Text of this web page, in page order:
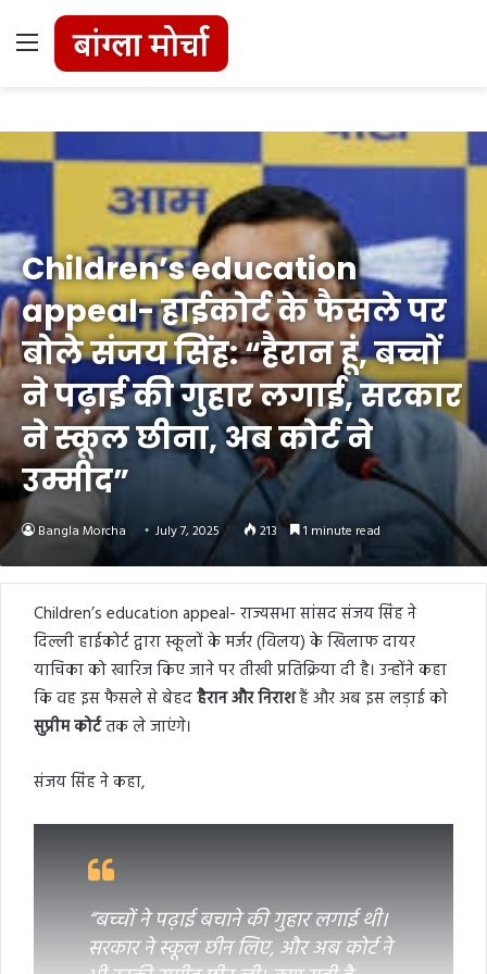
Menu
Children’s education
appeal- हाईकोर्ट के फैसले पर
बोले संजय सिंह: “हैरान हूं, बच्चों
ने पढ़ाई की गुहार लगाई, सरकार
ने स्कूल छीना, अब कोर्ट ने
उम्मीद”
Bangla Morcha July 7, 2025 213 1 minute read
Children’s education appeal- राज्यसभा सांसद संजय सिंह ने
दिल्ली हाईकोर्ट द्वारा स्कूलों के मर्जर (विलय) के खिलाफ दायर
याचिका को खारिज किए जाने पर तीखी प्रतिक्रिया दी है। उन्होंने कहा
कि वह इस फैसले से बेहदहैरान और निराशहैं और अब इस लड़ाई को
सुप्रीम कोर्टतक ले जाएंगे।
संजय सिंह ने कहा,
“बच्चों ने पढ़ाई बचाने की गुहार लगाई थी।
सरकार ने स्कूल छीन लिए, और अब कोर्ट ने